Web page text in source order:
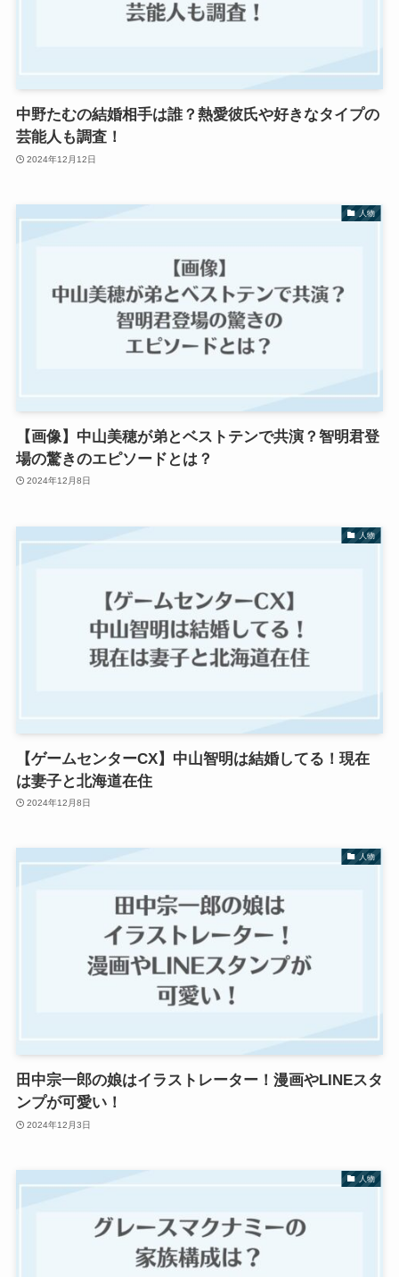
中野たむの結婚相手は誰？熱愛彼氏や好きなタイプの
芸能人も調査！
2024年12月12日
人物
【画像】中山美穂が弟とベストテンで共演？智明君登
場の驚きのエピソードとは？
2024年12月8日
人物
【ゲームセンターCX】中山智明は結婚してる！現在
は妻子と北海道在住
2024年12月8日
人物
田中宗一郎の娘はイラストレーター！漫画やLINEスタ
ンプが可愛い！
2024年12月3日
人物